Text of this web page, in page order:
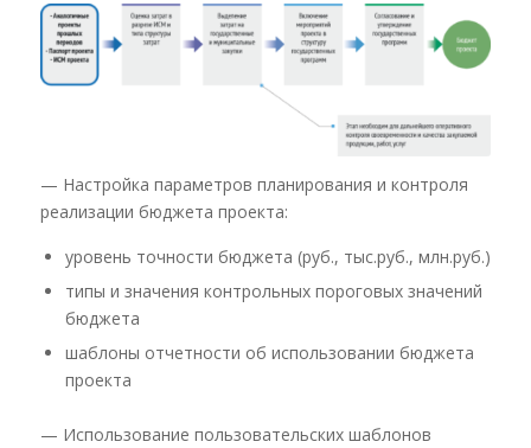
— Настройка параметров планирования и контроля
реализации бюджета проекта:
уровень точности бюджета (руб., тыс.руб., млн.руб.)
типы и значения контрольных пороговых значений
бюджета
шаблоны отчетности об использовании бюджета
проекта
— Использование пользовательских шаблонов